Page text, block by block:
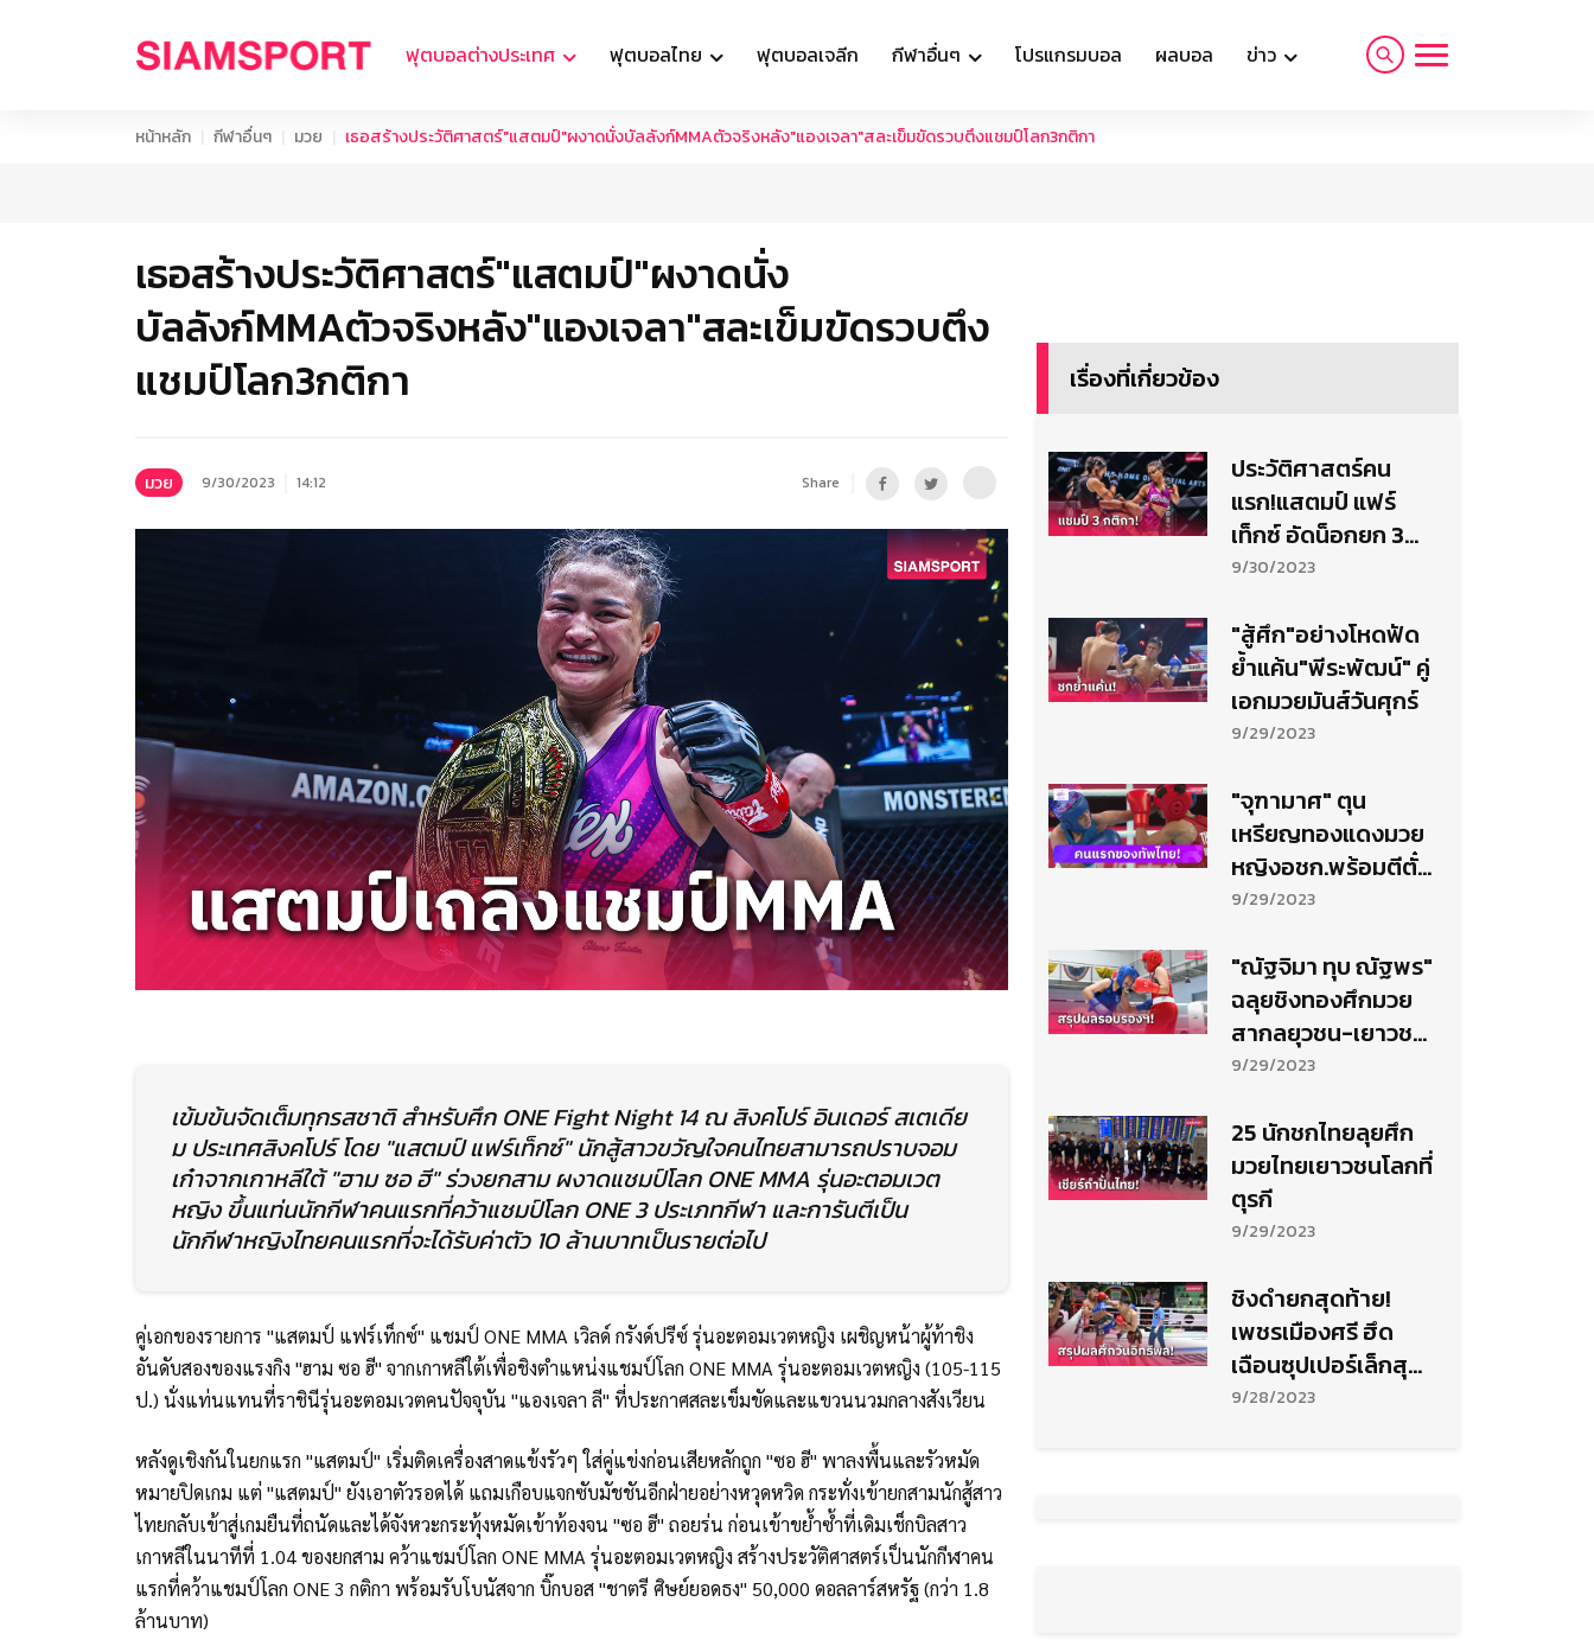
ฟุตบอลต่างประเทศ ฟุตบอลไทย ฟุตบอลเจลีก กีฬาอื่นๆ โปรแกรมบอล ผลบอล ข่าว
หน้าหลัก กีฬาอื่นๆ มวย เธอสร้างประวัติศาสตร์"แสตมป์"ผงาดนั่งบัลลังก์MMAตัวจริงหลัง"แองเจลา"สละเข็มขัดรวบตึงแชมป์โลก3กติกา
เธอสร้างประวัติศาสตร์"แสตมป์"ผงาดนั่ง
บัลลังก์MMAตัวจริงหลัง"แองเจลา"สละเข็มขัดรวบตึง
แชมป์โลก3กติกา
มวย 9/30/2023 14:12 Share
เข้มข้นจัดเต็มทุกรสชาติ สำหรับศึก ONE Fight Night 14 ณ สิงคโปร์ อินเดอร์ สเตเดีย
ม ประเทศสิงคโปร์ โดย "แสตมป์ แฟร์เท็กซ์" นักสู้สาวขวัญใจคนไทยสามารถปราบจอม
เก๋าจากเกาหลีใต้ "ฮาม ซอ ฮี" ร่วงยกสาม ผงาดแชมป์โลก ONE MMA รุ่นอะตอมเวต
หญิง ขึ้นแท่นนักกีฬาคนแรกที่คว้าแชมป์โลก ONE 3 ประเภทกีฬา และการันตีเป็น
นักกีฬาหญิงไทยคนแรกที่จะได้รับค่าตัว 10 ล้านบาทเป็นรายต่อไป
คู่เอกของรายการ "แสตมป์ แฟร์เท็กซ์" แชมป์ ONE MMA เวิลด์ กรังด์ปรีซ์ รุ่นอะตอมเวตหญิง เผชิญหน้าผู้ท้าชิง
อันดับสองของแรงกิง "ฮาม ซอ ฮี" จากเกาหลีใต้เพื่อชิงตำแหน่งแชมป์โลก ONE MMA รุ่นอะตอมเวตหญิง (105-115
ป.) นั่งแท่นแทนที่ราชินีรุ่นอะตอมเวตคนปัจจุบัน "แองเจลา ลี" ที่ประกาศสละเข็มขัดและแขวนนวมกลางสังเวียน
หลังดูเชิงกันในยกแรก "แสตมป์" เริ่มติดเครื่องสาดแข้งรัวๆ ใส่คู่แข่งก่อนเสียหลักถูก "ซอ ฮี" พาลงพื้นและรัวหมัด
หมายปิดเกม แต่ "แสตมป์" ยังเอาตัวรอดได้ แถมเกือบแจกซับมัชชันอีกฝ่ายอย่างหวุดหวิด กระทั่งเข้ายกสามนักสู้สาว
ไทยกลับเข้าสู่เกมยืนที่ถนัดและได้จังหวะกระทุ้งหมัดเข้าท้องจน "ซอ ฮี" ถอยร่น ก่อนเข้าขย้ำซ้ำที่เดิมเช็กบิลสาว
เกาหลีในนาทีที่ 1.04 ของยกสาม คว้าแชมป์โลก ONE MMA รุ่นอะตอมเวตหญิง สร้างประวัติศาสตร์เป็นนักกีฬาคน
แรกที่คว้าแชมป์โลก ONE 3 กติกา พร้อมรับโบนัสจาก บิ๊กบอส "ชาตรี ศิษย์ยอดธง" 50,000 ดอลลาร์สหรัฐ (กว่า 1.8
ล้านบาท)
เรื่องที่เกี่ยวข้อง
ประวัติศาสตร์คน
แรก!แสตมป์ แฟร์
เท็กซ์ อัดน็อกยก 3
คว้าแชมป์โลก ONE
9/30/2023
"สู้ศึก"อย่างโหดฟัด
ย้ำแค้น"พีระพัฒน์" คู่
เอกมวยมันส์วันศุกร์
9/29/2023
"จุฑามาศ" ตุน
เหรียญทองแดงมวย
หญิงอชก.พร้อมตีตั๋ว
ลุยอลป.
9/29/2023
"ณัฐจิมา ทุบ ณัฐพร"
ฉลุยชิงทองศึกมวย
สากลยุวชน-เยาวชน
ปทท.
9/29/2023
25 นักชกไทยลุยศึก
มวยไทยเยาวชนโลกที่
ตุรกี
9/29/2023
ชิงดำยกสุดท้าย!
เพชรเมืองศรี ฮึด
เฉือนซุปเปอร์เล็กสุด
เดือด
9/28/2023